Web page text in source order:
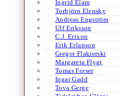
Ingrid Elam
Torbjörn Elensky
Andreas Engström
Ulf Eriksson
C.J. Erixon
Erik Erlanson
Gregor Flakierski
Margareta Flygt
Tomas Forser
Ingar Gadd
Tova Gerge